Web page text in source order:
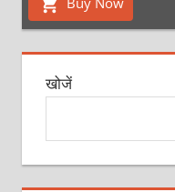
खोजें